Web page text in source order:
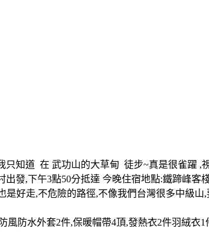
知道 在 武功山的大草甸 徒步~真是很雀躍 ,
發,下午3點50分抵達 今晚住宿地點:鐵蹄峰客
好走,不危險的路徑,不像我們台灣很多中級
防水外套2件,保暖帽帶4頂,發熱衣2件羽絨衣